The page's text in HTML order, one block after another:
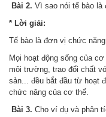
Bài 2. Vì sao nói tế bào
* Lời giải:
Tế bào là đơn vị chức
Mọi hoạt động sống của
môi trường, trao đổi chất
sản... đều bắt đầu từ hoạt
chức năng của cơ thể.
Bài 3. Cho ví dụ và phân